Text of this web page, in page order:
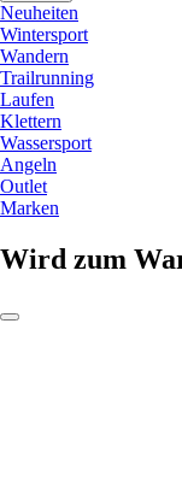
Neuheiten
Wintersport
Wandern
Trailrunning
Laufen
Klettern
Wassersport
Angeln
Outlet
Marken
Wird zum